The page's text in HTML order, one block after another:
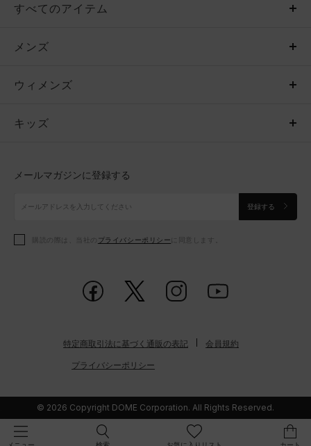
すべてのアイテム
メンズ
ウィメンズ
キッズ
アクセサリー
メンズ
トップス
ボトムス
アクセサリー
ウィメンズ
トップス
シューズ
アクセサリー
キッズ
シューズ
メールマガジンに登録する
登録する
購読の際は、当社の プライバシーポリシー に同意します。
特定商取引法に基づく通販の表記 会員規約
プライバシーポリシー
© 2026 Copyright DOME Corporation. All Rights Reserved.